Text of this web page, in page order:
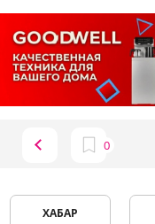
ХАБАР